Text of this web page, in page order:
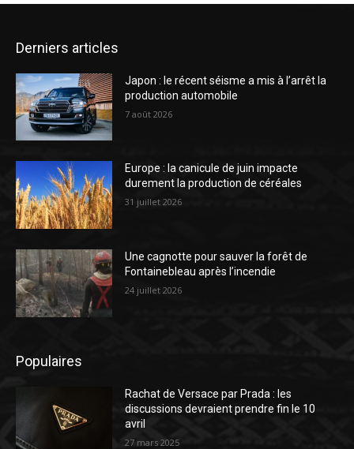
Derniers articles
Japon : le récent séisme a mis à l’arrêt la
production automobile
7 août 2026
Europe : la canicule de juin impacte
durement la production de céréales
31 juillet 2026
Une cagnotte pour sauver la forêt de
Fontainebleau après l’incendie
24 juillet 2026
Populaires
Rachat de Versace par Prada : les
discussions devraient prendre fin le 10
avril
27 mars 2025